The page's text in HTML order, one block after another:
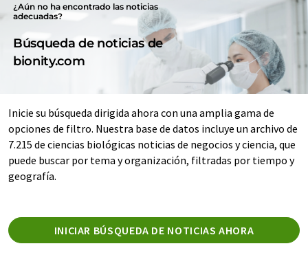
¿Aún no ha encontrado las noticias
adecuadas?
Búsqueda de noticias de
bionity.com
Inicie su búsqueda dirigida ahora con una amplia gama de
opciones de filtro. Nuestra base de datos incluye un archivo de
7.215 de ciencias biológicas noticias de negocios y ciencia, que
puede buscar por tema y organización, filtradas por tiempo y
geografía.
INICIAR BÚSQUEDA DE NOTICIAS AHORA